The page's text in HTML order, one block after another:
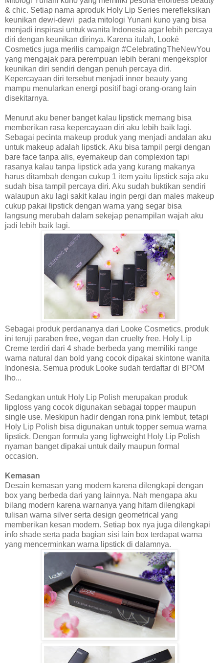
& chic. Setiap nama aproduk Holy Lip Series merefleksikan
keunikan dewi-dewi pada mitologi Yunani kuno yang bisa
menjadi inspirasi untuk wanita Indonesia agar lebih percaya
diri dengan keunikan dirinya. Karena itulah, Looké
Cosmetics juga merilis campaign #CelebratingTheNewYou
yang mengajak para perempuan lebih berani mengeksplor
keunikan diri sendiri dengan penuh percaya diri.
Kepercayaan diri tersebut menjadi inner beauty yang
mampu menularkan energi positif bagi orang-orang lain
disekitarnya.
Menurut aku bener banget kalau lipstick memang bisa
memberikan rasa kepercayaan diri aku lebih baik lagi.
Sebagai pecinta makeup produk yang menjadi andalan aku
untuk makeup adalah lipstick. Aku bisa tampil pergi dengan
bare face tanpa alis, eyemakeup dan complexion tapi
rasanya kalau tanpa lipstick ada yang kurang makanya
harus ditambah dengan cukup 1 item yaitu lipstick saja aku
sudah bisa tampil percaya diri. Aku sudah buktikan sendiri
walaupun aku lagi sakit kalau ingin pergi dan males makeup
cukup pakai lipstick dengan warna yang segar bisa
langsung merubah dalam sekejap penampilan wajah aku
jadi lebih baik lagi.
Sebagai produk perdananya dari Looke Cosmetics, produk
ini teruji paraben free, vegan dan cruelty free. Holy Lip
Creme terdiri dari 4 shade berbeda yang memiliki range
warna natural dan bold yang cocok dipakai skintone wanita
Indonesia. Semua produk Looke sudah terdaftar di BPOM
lho...
Sedangkan untuk Holy Lip Polish merupakan produk
lipgloss yang cocok digunakan sebagai topper maupun
single use. Meskipun hadir dengan rona pink lembut, tetapi
Holy Lip Polish bisa digunakan untuk topper semua warna
lipstick. Dengan formula yang lighweight Holy Lip Polish
nyaman banget dipakai untuk daily maupun formal
occasion.
Kemasan
Desain kemasan yang modern karena dilengkapi dengan
box yang berbeda dari yang lainnya. Nah mengapa aku
bilang modern karena warnanya yang hitam dilengkapi
tulisan warna silver serta design geometrical yang
memberikan kesan modern. Setiap box nya juga dilengkapi
info shade serta pada bagian sisi lain box terdapat warna
yang mencerminkan warna lipstick di dalamnya.